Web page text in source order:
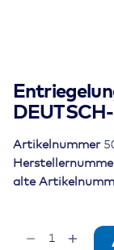
alte
Artikelnummer